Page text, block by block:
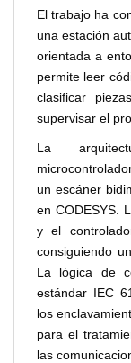
El trabajo ha
una estación
orientada a
permite leer
clasificar
supervisar el
La
un escáner
en CODESYS.
y el
consiguiendo
La lógica de
estándar IEC
los
para el
las